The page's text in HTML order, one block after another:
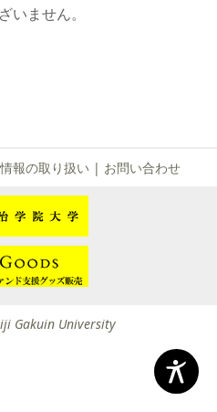
いません。
報の取り扱い | お問い合わせ
Gakuin University